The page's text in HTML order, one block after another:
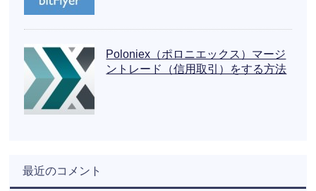
Poloniex（ポロニエックス）マージ
ントレード（信用取引）をする方法
最近のコメント